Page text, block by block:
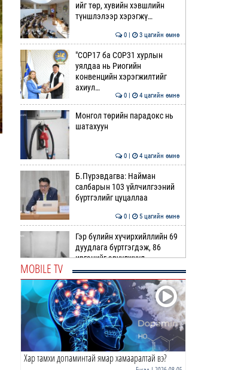
ийг төр, хувийн хэвшлийн
түншлэлээр хэрэгжү…
0 | 3 цагийн өмнө
"COP17 ба COP31 хурлын
уялдаа нь Риогийн
конвенцийн хэрэгжилтийг
ахиул…
0 | 4 цагийн өмнө
Монгол төрийн парадокс нь
шатахуун
0 | 4 цагийн өмнө
Б.Пүрэвдагва: Найман
салбарын 103 үйлчилгээний
бүртгэлийг цуцаллаа
0 | 5 цагийн өмнө
Гэр бүлийн хүчирхийллийн 69
дуудлага бүртгэгдэж, 86
иргэнийг эрүүлжүүл…
АИ92 бензин авсан иргэдийн
14 хувь буюу 7000 гаруй
иргэн тухайн өдрөө …
0 | 5 цагийн өмнө
Жолоодох эрхгүй үедээ
MOBILE TV
Хар тамхи допаминтай ямар хамааралтай вэ?